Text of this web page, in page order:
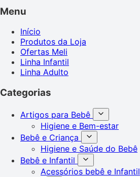
Menu
Início
Produtos da Loja
Ofertas Meli
Linha Infantil
Linha Adulto
Categorias
Artigos para Bebê
Higiene e Bem-estar
Bebê e Criança
Higiene e Saúde do Bebê
Bebê e Infantil
Acessórios bebê e Infantil